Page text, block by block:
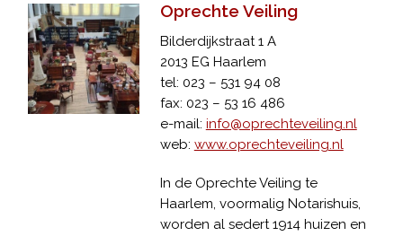
Oprechte Veiling
Bilderdijkstraat 1 A
2013 EG Haarlem
tel: 023 – 531 94 08
fax: 023 – 53 16 486
e-mail: info@oprechteveiling.nl
web: www.oprechteveiling.nl
In de Oprechte Veiling te
Haarlem, voormalig Notarishuis,
worden al sedert 1914 huizen en